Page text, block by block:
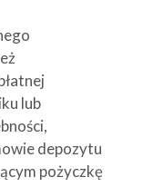
lub
depozytu
pożyczkę